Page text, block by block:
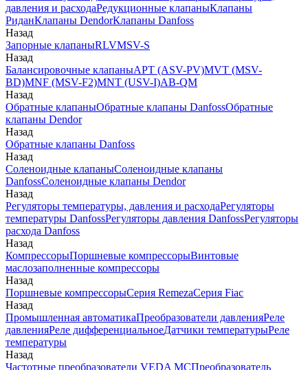
давления и расходаРедукционные клапаныКлапаны
РиданКлапаны DendorКлапаны Danfoss
Назад
Запорные клапаныRLVMSV-S
Назад
Балансировочные клапаныAPT (ASV-PV)MVT (MSV-
BD)MNF (MSV-F2)MNT (USV-I)AB-QM
Назад
Обратные клапаныОбратные клапаны DanfossОбратные
клапаны Dendor
Назад
Обратные клапаны Danfoss
Назад
Соленоидные клапаныСоленоидные клапаны
DanfossСоленоидные клапаны Dendor
Назад
Регуляторы температуры, давления и расходаРегуляторы
температуры DanfossРегуляторы давления DanfossРегуляторы
расхода Danfoss
Назад
КомпрессорыПоршневые компрессорыВинтовые
маслозаполненные компрессоры
Назад
Поршневые компрессорыСерия RemezaСерия Fiac
Назад
Промышленная автоматикаПреобразователи давленияРеле
давленияРеле дифференциальноеДатчики температурыРеле
температуры
Назад
Частотные преобразователи VEDA MCПреобразователь